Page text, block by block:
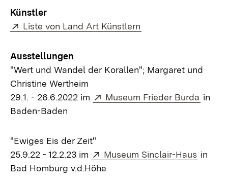
Künstler
Extern:
Liste von Land Art Künstlern
Ausstellungen
"Wert und Wandel der Korallen"; Margaret und
Christine Wertheim
29.1. - 26.6.2022 im
Extern:
Museum Frieder Burda in
Baden-Baden
"Ewiges Eis der Zeit"
25.9.22 - 12.2.23 im
Extern:
Museum Sinclair-Haus in
Bad Homburg v.d.Höhe